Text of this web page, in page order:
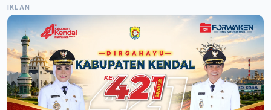
IKLAN